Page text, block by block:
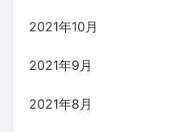
2021年10月
2021年9月
2021年8月